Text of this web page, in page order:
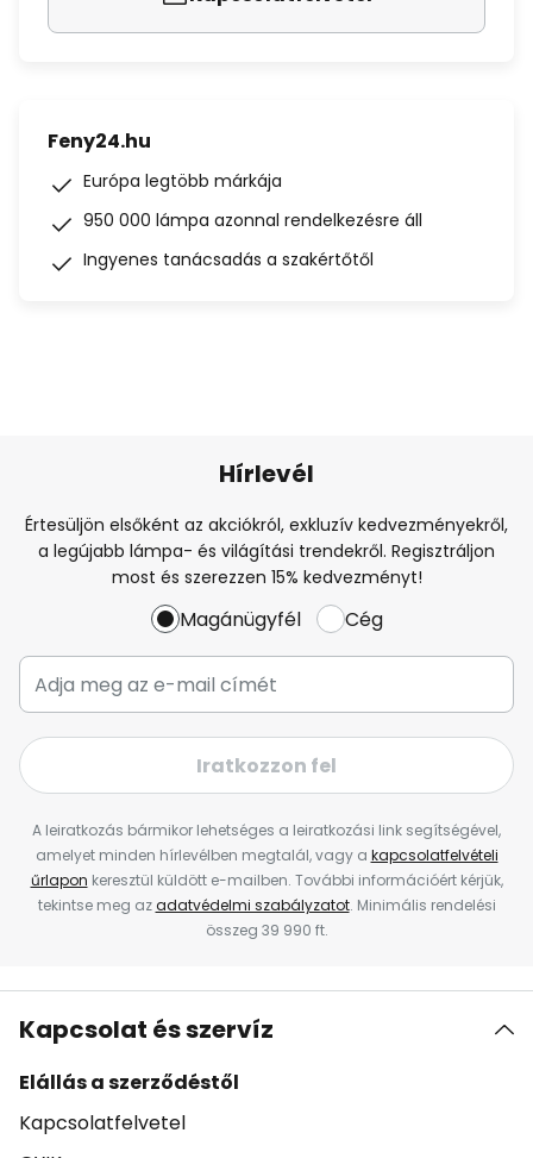
Feny24.hu
Európa legtöbb márkája
950 000 lámpa azonnal rendelkezésre áll
Ingyenes tanácsadás a szakértőtől
Hírlevél
Értesüljön elsőként az akciókról, exkluzív kedvezményekről,
a legújabb lámpa- és világítási trendekről. Regisztráljon
most és szerezzen 15% kedvezményt!
Magánügyfél Cég
Iratkozzon fel
A leiratkozás bármikor lehetséges a leiratkozási link segítségével,
amelyet minden hírlevélben megtalál, vagy a kapcsolatfelvételi
űrlapon keresztül küldött e-mailben. További információért kérjük,
tekintse meg azadatvédelmi szabályzatot. Minimális rendelési
összeg 39 990 ft.
Kapcsolat és szervíz
Elállás a szerződéstől
Kapcsolatfelvetel